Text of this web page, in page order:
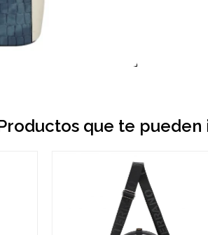
que te pueden